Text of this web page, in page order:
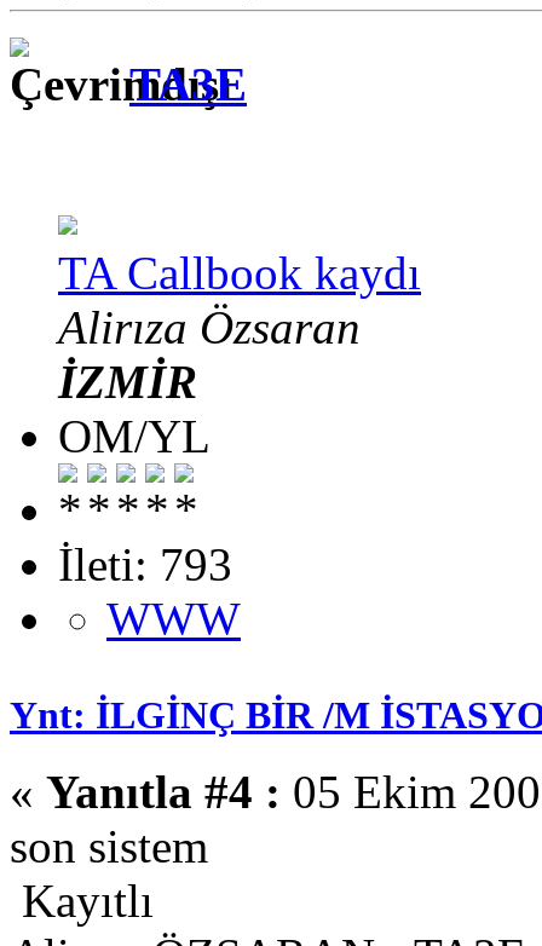
TA3E
TA Callbook kaydı
Alirıza Özsaran
İZMİR
OM/YL
İleti: 793
WWW
Ynt: İLGİNÇ BİR /M
« Yanıtla #4 : 05 Ekim
son sistem
Kayıtlı